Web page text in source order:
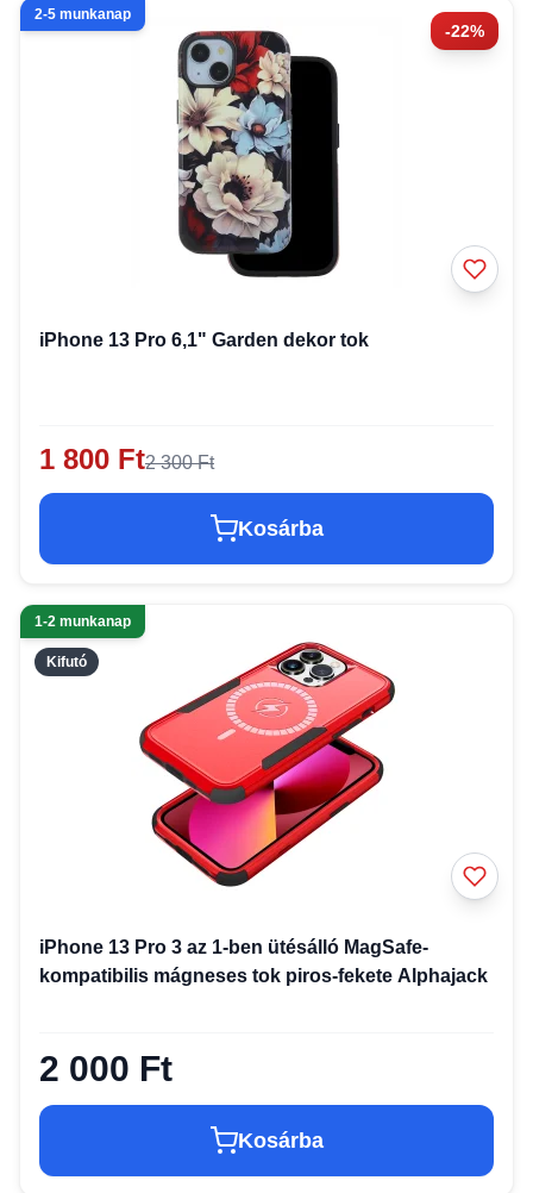
-22%
2-5 munkanap
iPhone 13 Pro 6,1" Garden dekor tok
1 800 Ft2 300 Ft
Kosárba
Kifutó
1-2 munkanap
iPhone 13 Pro 3 az 1-ben ütésálló MagSafe-
kompatibilis mágneses tok piros-fekete Alphajack
2 000 Ft
Kosárba